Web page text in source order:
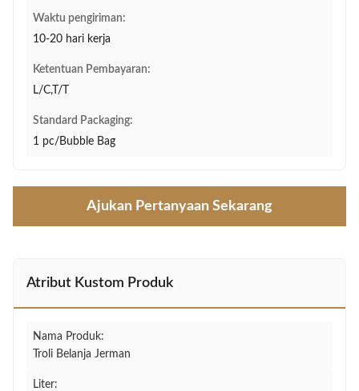
Waktu pengiriman:
10-20 hari kerja
Ketentuan Pembayaran:
L/C,T/T
Standard Packaging:
1 pc/Bubble Bag
Ajukan Pertanyaan Sekarang
Atribut Kustom Produk
Nama Produk:
Troli Belanja Jerman
Liter: